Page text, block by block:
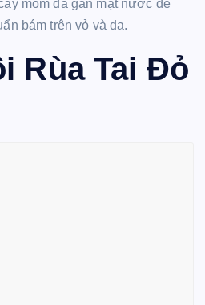
mỏm đá gần mặt nước để
bám trên vỏ và da.
Rùa Tai Đỏ